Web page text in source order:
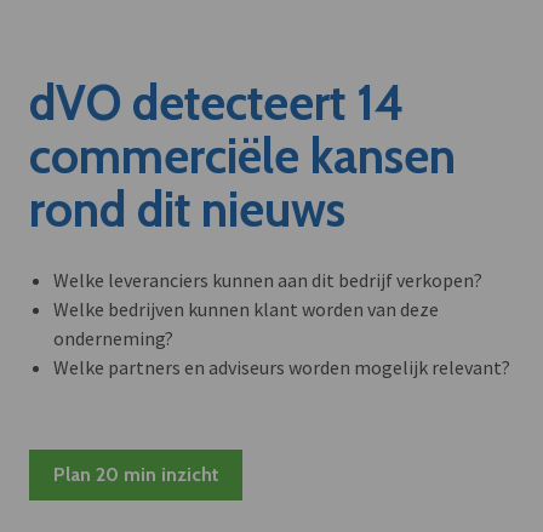
dVO detecteert 14
commerciële kansen
rond dit nieuws
Welke leveranciers kunnen aan dit bedrijf verkopen?
Welke bedrijven kunnen klant worden van deze
onderneming?
Welke partners en adviseurs worden mogelijk relevant?
Plan 20 min inzicht